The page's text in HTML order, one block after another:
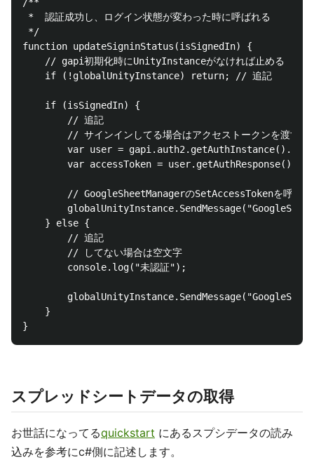
*  認証成功し、ログイン状態が変わった時に呼ばれる
*/
function updateSigninStatus(isSignedIn) {
    // gapi初期化時にUnityInstanceがなければ止める
    if (!globalUnityInstance) return; // 追記
    if (isSignedIn) {
        // 追記
        // サインインしてる場合はアクセストークンを渡す
var user =
var accessToken =
        // GoogleSheetManagerのSetAccessTokenを呼ぶ
    } else {
        // 追記
        // してない場合は空文字
        console.log("未認証");
    }
スプレッドシートデータの取得
お世話になってるquickstart にあるスプシデータの読み
込みを参考にc#側に記述します。